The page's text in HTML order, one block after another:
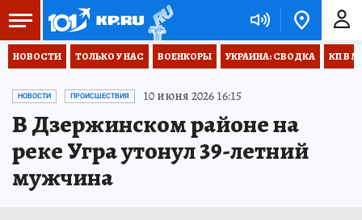
НОВОСТИ ТОЛЬКО У НАС ВОЕНКОРЫ УКРАИНА: СВОДКА КП В
НОВОСТИ ПРОИСШЕСТВИЯ 10 июня 2026 16:15
В Дзержинском районе на
реке Угра утонул 39-летний
мужчина